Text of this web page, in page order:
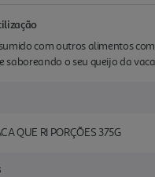
com outros alimentos
saboreando o seu queijo da
QUE RI PORÇÕES 375G